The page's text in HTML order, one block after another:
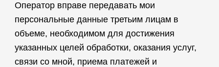
Оператор вправе передавать мои
персональные данные третьим лицам в
объеме, необходимом для достижения
указанных целей обработки, оказания услуг,
связи со мной, приема платежей и